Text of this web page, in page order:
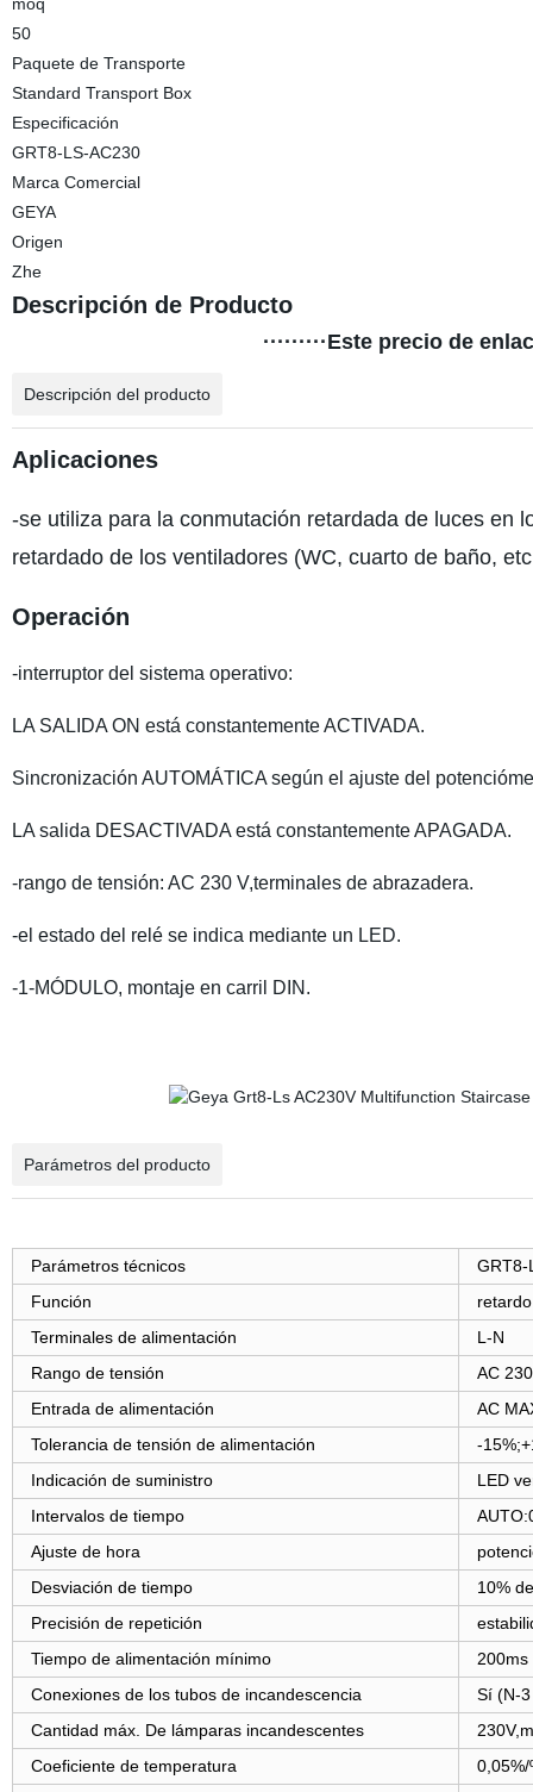
50
Paquete de Transporte
Standard Transport Box
Especificación
GRT8-LS-AC230
Marca Comercial
GEYA
Origen
Zhe
Descripción de Producto
·········Este precio de
Descripción del producto
Aplicaciones
-se utiliza para la conmutación retardada de luces en
retardado de los ventiladores (WC, cuarto de baño,
Operación
-interruptor del sistema operativo:
LA SALIDA ON está constantemente ACTIVADA.
Sincronización AUTOMÁTICA según el ajuste del
LA salida DESACTIVADA está constantemente APAGADA.
-rango de tensión: AC 230 V,terminales de abrazadera.
-el estado del relé se indica mediante un LED.
-1-MÓDULO, montaje en carril DIN.
Parámetros del producto
Parámetros técnicos
GRT8-
Función
Terminales de alimentación
L-N
Rango de tensión
AC
Entrada de alimentación
AC
Tolerancia de tensión de alimentación
-
Indicación de suministro
LED
Intervalos de tiempo
Ajuste de hora
Desviación de tiempo
10%
Precisión de repetición
Tiempo de alimentación mínimo
200ms
Conexiones de los tubos de incandescencia
Sí (N-
Cantidad máx. De lámparas incandescentes
Coeficiente de temperatura
0,05%/